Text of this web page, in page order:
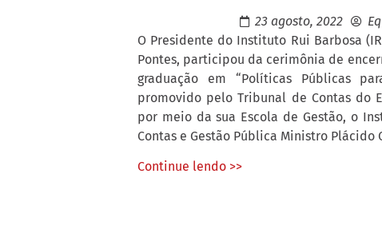
23 agosto, 2022
O Presidente do Instituto Rui Barbosa
Pontes, participou da cerimônia de
graduação em “Políticas Públicas
promovido pelo Tribunal de Contas do
por meio da sua Escola de Gestão, o
Contas e Gestão Pública Ministro Plácido
Continue lendo >>